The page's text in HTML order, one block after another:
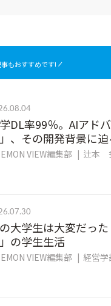
もおすすめです!
DL率99％。AIアド
、その開発背景に迫
VIEW編集部 辻本
大学生は大変だっ
の学生生活
VIEW編集部 経営学